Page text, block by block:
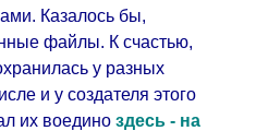
Казалось бы,
файлы. К счастью,
у разных
и у создателя этого
их воедино здесь - на